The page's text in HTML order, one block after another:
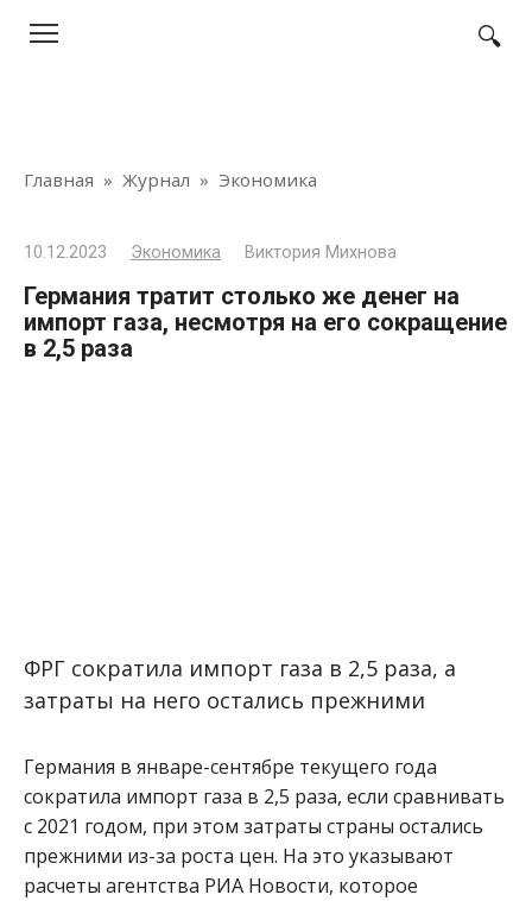
Главная » Журнал » Экономика
10.12.2023 Экономика Виктория Михнова
Германия тратит столько же денег на
импорт газа, несмотря на его сокращение
в 2,5 раза
ФРГ сократила импорт газа в 2,5 раза, а
затраты на него остались прежними
Германия в январе-сентябре текущего года
сократила импорт газа в 2,5 раза, если сравнивать
с 2021 годом, при этом затраты страны остались
прежними из-за роста цен. На это указывают
расчеты агентства РИА Новости, которое